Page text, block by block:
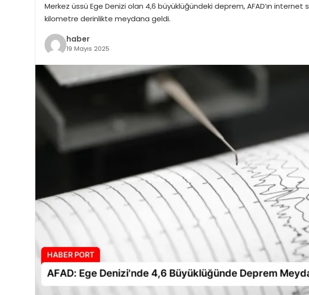
Merkez üssü Ege Denizi olan 4,6 büyüklüğündeki deprem, AFAD’ın
kilometre derinlikte meydana geldi.
haber
19 Mayıs 2025